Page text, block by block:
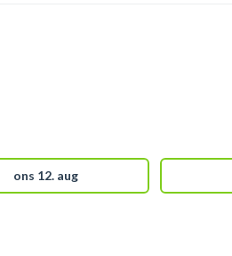
ons 12. aug